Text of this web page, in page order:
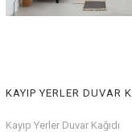
Kayıp Yerler Duvar Kağıdı